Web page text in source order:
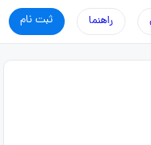
ثبت نام راهنما